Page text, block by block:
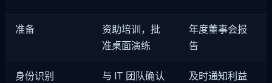
准备
资助培训，批
准桌面演练
年度董事会报
告
身份识别
与 IT 团队确认
及时通知利益